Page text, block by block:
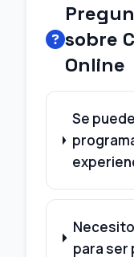
sobre
Online
Se
para ser